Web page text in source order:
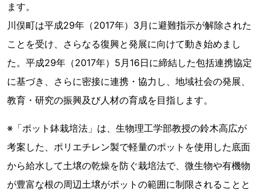
ます。
川俣町は平成29年（2017年）3月に避難指示が解除された
ことを受け、さらなる復興と発展に向けて動き始めまし
た。平成29年（2017年）5月16日に締結した包括連携協定
に基づき、さらに密接に連携・協力し、地域社会の発展、
教育・研究の振興及び人材の育成を目指します。
※「ポット鉢栽培法」は、生物理工学部教授の鈴木高広が
考案した、ポリエチレン製で軽量のポットを使用した底面
から給水して土壌の乾燥を防ぐ栽培法で、微生物や有機物
が豊富な根の周辺土壌がポットの範囲に制限されることと